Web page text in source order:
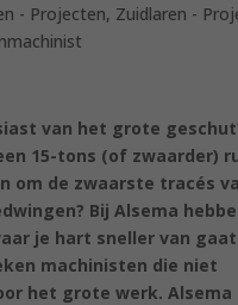
- Projecten Zuidlaren -
van het grote
15-tons (of zwaarder)
om de zwaarste tracés
Bij Alsema
je hart sneller van gaat
machinisten die niet
het grote werk. Alsema